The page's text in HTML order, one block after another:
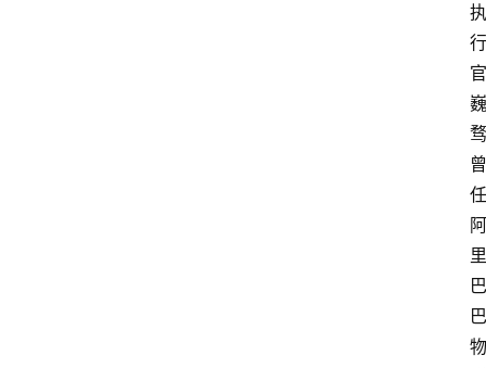
执
行
官
巍
骛
曾
任
阿
里
巴
巴
物